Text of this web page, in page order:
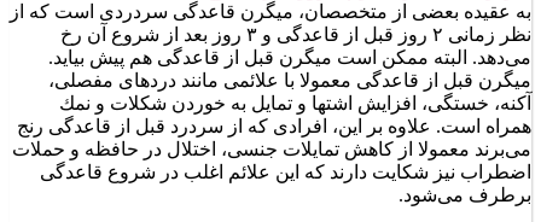
به عقیده بعضی از متخصصان، میگرن قاعدگی سردردی است كه از
نظر زمانی ۲ روز قبل از قاعدگی و ۳ روز بعد از شروع آن رخ
می‌دهد. البته ممكن است میگرن قبل از قاعدگی هم پیش بیاید.
میگرن قبل از قاعدگی معمولا با علائمی مانند دردهای مفصلی،
آكنه، خستگی، افزایش اشتها و تمایل به خوردن شكلات و نمك
همراه است. علاوه بر این، افرادی كه از سردرد قبل از قاعدگی رنج
می‌برند معمولا از كاهش تمایلات جنسی، اختلال در حافظه و حملات
اضطراب نیز شكایت دارند كه این علائم اغلب در شروع قاعدگی
برطرف می‌شود.